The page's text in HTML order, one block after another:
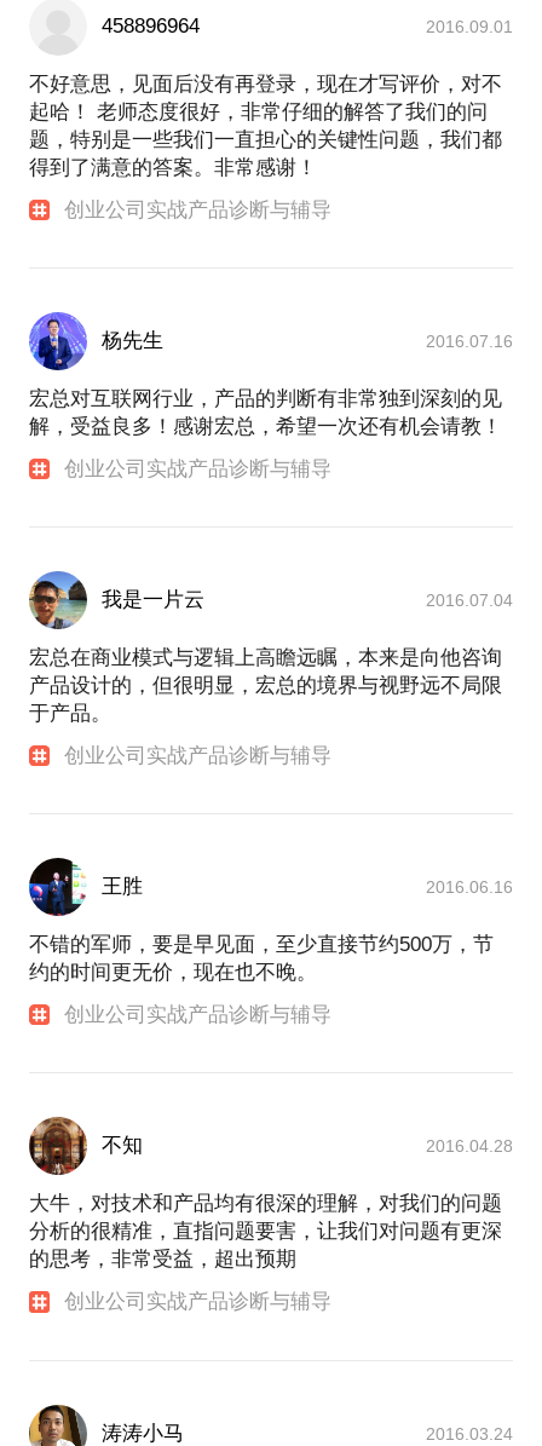
458896964 2016.09.01
不好意思，见面后没有再登录，现在才写评价，对不
起哈！ 老师态度很好，非常仔细的解答了我们的问
题，特别是一些我们一直担心的关键性问题，我们都
得到了满意的答案。非常感谢！
创业公司实战产品诊断与辅导
杨先生 2016.07.16
宏总对互联网行业，产品的判断有非常独到深刻的见
解，受益良多！感谢宏总，希望一次还有机会请教！
创业公司实战产品诊断与辅导
我是一片云 2016.07.04
宏总在商业模式与逻辑上高瞻远瞩，本来是向他咨询
产品设计的，但很明显，宏总的境界与视野远不局限
于产品。
创业公司实战产品诊断与辅导
王胜 2016.06.16
不错的军师，要是早见面，至少直接节约500万，节
约的时间更无价，现在也不晚。
创业公司实战产品诊断与辅导
不知 2016.04.28
大牛，对技术和产品均有很深的理解，对我们的问题
分析的很精准，直指问题要害，让我们对问题有更深
的思考，非常受益，超出预期
创业公司实战产品诊断与辅导
涛涛小马 2016.03.24